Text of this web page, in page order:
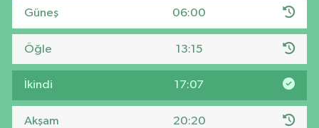
Güneş 06:00
Öğle 13:15
İkindi 17:07
Akşam 20:20